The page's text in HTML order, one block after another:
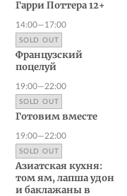
Гарри Поттера 12+
14:00—17:00
SOLD OUT
Французский
поцелуй
19:00—22:00
SOLD OUT
Готовим вместе
19:00—22:00
SOLD OUT
Азиатская кухня:
том ям, лапша удон
и баклажаны в